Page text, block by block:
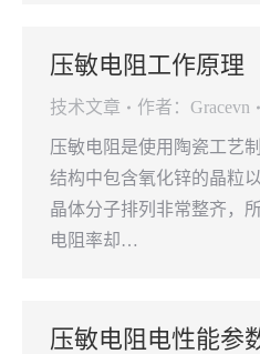
压敏电阻工作原理
技术文章 作者： Gracevn
压敏电阻是使用陶瓷工艺
结构中包含氧化锌的晶粒
晶体分子排列非常整齐，
电阻率却…
压敏电阻电性能参